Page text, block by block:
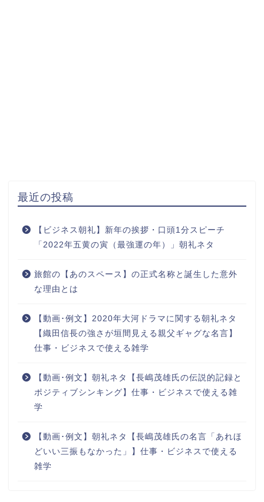
最近の投稿
【ビジネス朝礼】新年の挨拶・口頭1分スピーチ
「2022年五黄の寅（最強運の年）」朝礼ネタ
旅館の【あのスペース】の正式名称と誕生した意外
な理由とは
【動画･例文】2020年大河ドラマに関する朝礼ネタ
【織田信長の強さが垣間見える親父ギャグな名言】
仕事・ビジネスで使える雑学
【動画･例文】朝礼ネタ【長嶋茂雄氏の伝説的記録と
ポジティブシンキング】仕事・ビジネスで使える雑
学
【動画･例文】朝礼ネタ【長嶋茂雄氏の名言「あれほ
どいい三振もなかった」】仕事・ビジネスで使える
雑学